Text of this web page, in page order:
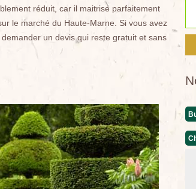
réduit, car il maitrise parfaitement
le marché du Haute-Marne. Si vous avez
un devis qui reste gratuit et sans